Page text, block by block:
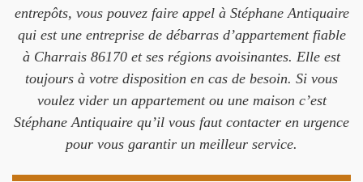
entrepôts, vous pouvez faire appel à Stéphane Antiquaire
qui est une entreprise de débarras d’appartement fiable
à Charrais 86170 et ses régions avoisinantes. Elle est
toujours à votre disposition en cas de besoin. Si vous
voulez vider un appartement ou une maison c’est
Stéphane Antiquaire qu’il vous faut contacter en urgence
pour vous garantir un meilleur service.